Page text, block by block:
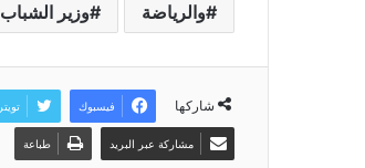
والرياضة وزير الشباب
شاركها فيسبوك تويتر
مشاركة عبر البريد طباعة